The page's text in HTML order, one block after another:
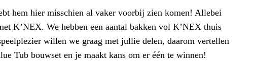
hem hier misschien al vaker voorbij zien komen! Allebei
K’NEX. We hebben een aantal bakken vol K’NEX thuis
willen we graag met jullie delen, daarom vertellen
Tub bouwset en je maakt kans om er één te winnen!